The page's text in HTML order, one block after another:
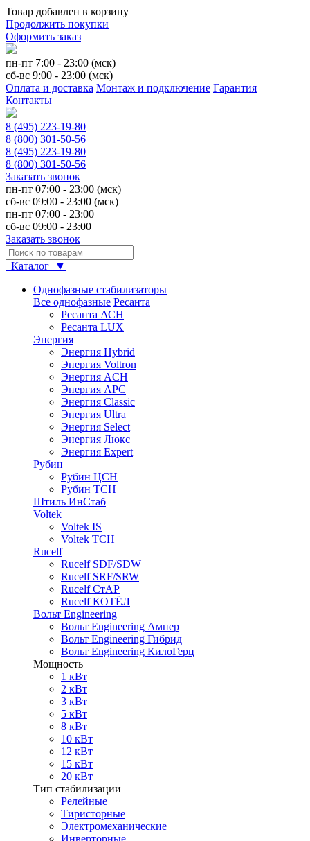
Товар добавлен в корзину
Продолжить покупки
Оформить заказ
пн-пт 7:00 - 23:00 (мск)
сб-вс 9:00 - 23:00 (мск)
Оплата и доставка Монтаж и подключение Гарантия
Контакты
8 (495) 223-19-80
8 (800) 301-50-56
8 (495) 223-19-80
8 (800) 301-50-56
Заказать звонок
пн-пт 07:00 - 23:00 (мск)
сб-вс 09:00 - 23:00 (мск)
пн-пт 07:00 - 23:00
сб-вс 09:00 - 23:00
Заказать звонок
Каталог ▼
Однофазные стабилизаторы
Все однофазные Ресанта
Ресанта АСН
Ресанта LUX
Энергия
Энергия Hybrid
Энергия Voltron
Энергия ACH
Энергия АРС
Энергия Classic
Энергия Ultra
Энергия Select
Энергия Люкс
Энергия Expert
Рубин
Рубин ЦСН
Рубин ТСН
Штиль ИнСтаб
Voltek
Voltek IS
Voltek ТСН
Rucelf
Rucelf SDF/SDW
Rucelf SRF/SRW
Rucelf СтАР
Rucelf КОТЁЛ
Вольт Engineering
Вольт Engineering Ампер
Вольт Engineering Гибрид
Вольт Engineering КилоГерц
Мощность
1 кВт
2 кВт
3 кВт
5 кВт
8 кВт
10 кВт
12 кВт
15 кВт
20 кВт
Тип стабилизации
Релейные
Тиристорные
Электромеханические
Инверторные